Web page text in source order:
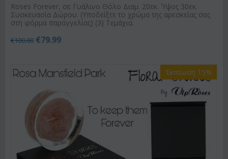
Roses Forever, σε Γυάλινο Θόλο Διαμ. 20εκ. Ύψος 30εκ.
Συσκευασία Δώρου. (Υποδείξτε το χρώμα της αρεσκείας σας
στη φόρμα παραγγελίας) (3) Τεμάχια.
€100.00 €79.99
Έκπτωση 15%